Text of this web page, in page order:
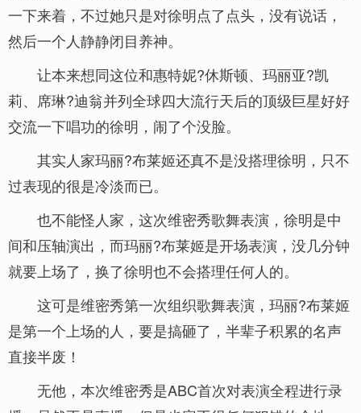
一下来着，不过她只是对徐明点了点头，没有说话，
然后一个人静静闭目养神。
让本来想同这位和惠特妮?休斯顿、玛丽亚?凯
莉、席琳?迪翁并列全球四大流行天后的顶级巨星好好
交流一下唱功的徐明，闹了个没脸。
其实人家玛丽?布莱姬还真不是没搭理徐明，只不
过表现的很是冷淡而已。
也不能怪人家，这次维密秀歌舞表演，徐明是中
间和压轴演出，而玛丽?布莱姬是开场表演，没几分钟
就要上场了，换了徐明也不会搭理任何人的。
这可是维密秀第一次组织歌舞表演，玛丽?布莱姬
是第一个上场的人，要是搞砸了，半辈子积累的名声
直接半废！
无他，本次维密秀是ABC首次对表演全程进行录